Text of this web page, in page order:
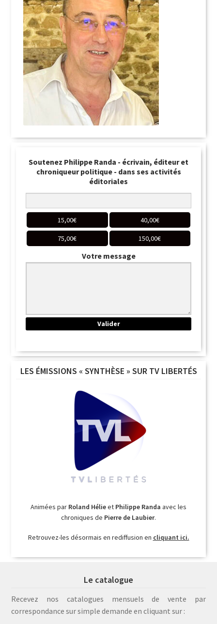
Soutenez Philippe Randa - écrivain, éditeur et
chroniqueur politique - dans ses activités
éditoriales
15,00€ 40,00€
75,00€ 150,00€
Votre message
LES ÉMISSIONS « SYNTHÈSE » SUR TV LIBERTÉS
Animées par Roland Hélieet Philippe Randa avec les
chroniques de Pierre de Laubier.
Retrouvez-les désormais en rediffusion en cliquant ici.
Le catalogue
Recevez nos catalogues mensuels de vente par
correspondance sur simple demande en cliquant sur :